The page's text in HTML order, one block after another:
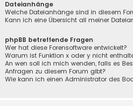
Dateianhänge
Welche Dateianhänge sind in diesem
Kann ich eine Übersicht all meiner
phpBB betreffende Fragen
Wer hat diese Forensoftware entwickelt?
Warum ist Funktion x oder y nicht
An wen soll ich mich wenden, falls es
Anfragen zu diesem Forum gibt?
Wie kann ich einen Administrator des